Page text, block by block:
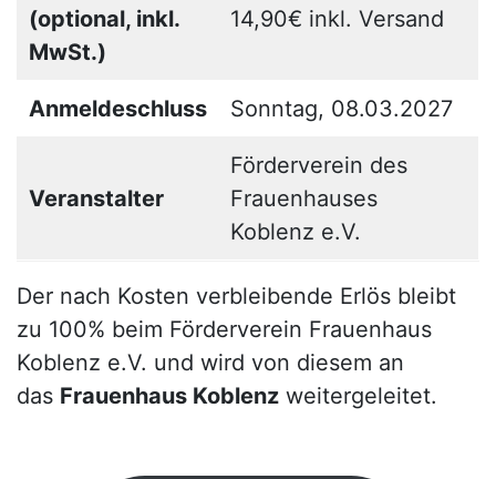
(optional, inkl.
MwSt.)
14,90€ inkl. Versand
Anmeldeschluss Sonntag, 08.03.2027
Veranstalter
Förderverein des
Frauenhauses
Koblenz e.V.
Der nach Kosten verbleibende Erlös bleibt
zu 100% beim Förderverein Frauenhaus
Koblenz e.V. und wird von diesem an
das Frauenhaus Koblenz weitergeleitet.